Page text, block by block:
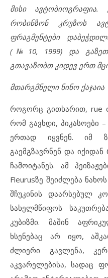
მისი
რობინზონ კრუზოს
ფრაგმენტები
(№10, 1999) და
გთავაზობთ კიდევ ერთ
მთარგმნელი ნინო ქაჯაია
როგორც გითხარით, rue
რომ გავხდი, პიკასოები
ერთად იყვნენ. იმ
გაემგზავრნენ და იქიდან
ჩამოიტანეს. ამ
Fleurusზე შეიძლება
შჩუკინის დაარსებულ
სახელმწიფოს
კუბიზმი. მაშინ
ხსენებაც არ იყო,
ძლიერი გავლენა,
აკვარელებისა, სადაც